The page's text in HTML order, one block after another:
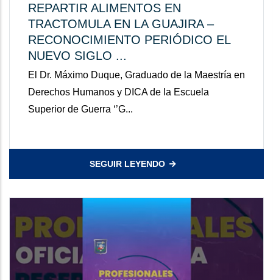
REPARTIR ALIMENTOS EN
TRACTOMULA EN LA GUAJIRA –
RECONOCIMIENTO PERIÓDICO EL
NUEVO SIGLO ...
El Dr. Máximo Duque, Graduado de la Maestría en
Derechos Humanos y DICA de la Escuela
Superior de Guerra ‘’G...
SEGUIR LEYENDO